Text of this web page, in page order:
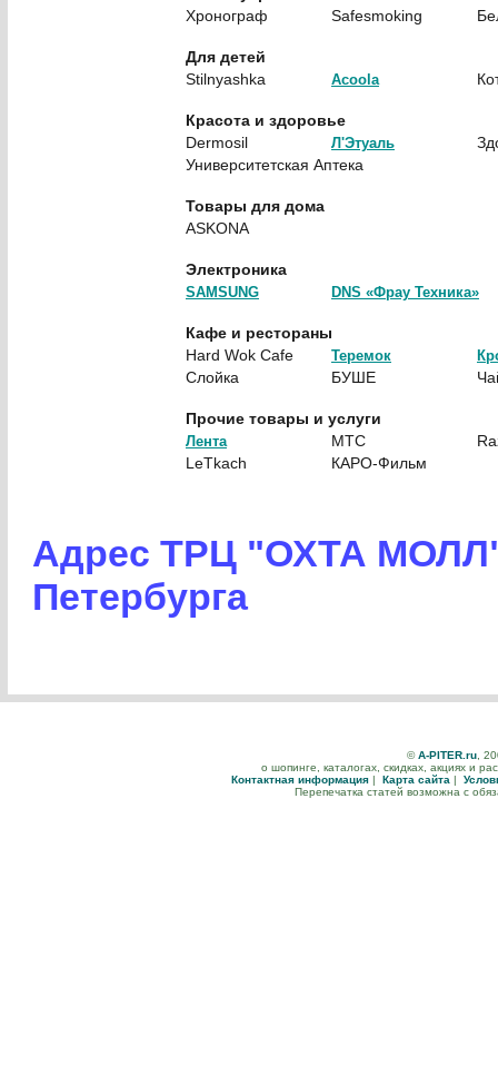
Хронограф
Safesmoking
Для детей
Stilnyashka
Acoola
Красота и здоровье
Dermosil
Л'Этуаль
Университетская Аптека
Товары для дома
ASKONA
Электроника
SAMSUNG DNS «Фрау Техника»
Кафе и рестораны
Hard Wok Cafe
Теремок
Слойка БУШЕ
Прочие товары и услуги
Лента МТС
LeTkach
КАРО-Фильм
Адрес ТРЦ "ОХТА МОЛЛ"
Петербурга
©A-PITER.ru,
о шопинге, каталогах, скидках, акциях и
Контактная информация | Карта сайта |
Перепечатка статей возможна с